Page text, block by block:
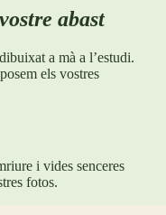
abast
a mà a l’estudi.
els vostres
i vides senceres
fotos.